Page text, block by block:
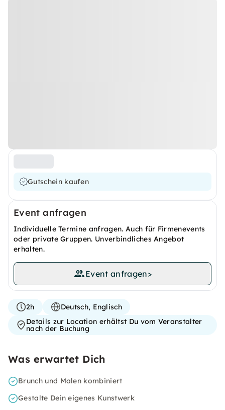
Gutschein kaufen
Event anfragen
Individuelle Termine anfragen. Auch für Firmenevents
oder private Gruppen. Unverbindliches Angebot
erhalten.
Event anfragen>
2h
Deutsch, Englisch
Details zur Location erhältst Du vom Veranstalter
nach der Buchung
Was erwartet Dich
Brunch und Malen kombiniert
Gestalte Dein eigenes Kunstwerk